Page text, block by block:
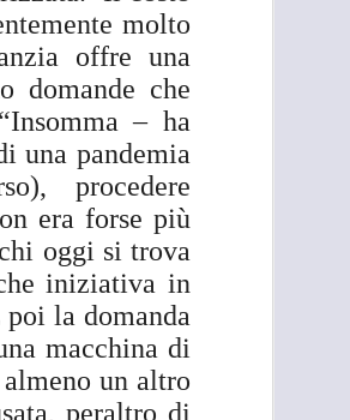
molto
offre una
domande che
– ha
una pandemia
procedere
era forse più
oggi si trova
iniziativa in
la domanda
macchina di
un altro
peraltro di
TEMPO DI
INVERTIRE LA
ROTTA
RISSA ED ACCOLTELLAMENTO
A CAMPI BISENZIO IN VIA
CHIELLA E FURTI DAI LOCALI
DEL CENTRO, GANDOLA E
QUERCIOLI: E’ TEMPO DI
INVERTIRE LA ROTTA, A CAMPI
BISENZIO L'INSICUREZZA
DILAGA
“Durante questi mesi estivi sta
continuando, imperturbato, il
problema della mancata sicurezza
e della necessità di ripristinare la
quiete pubblica in più̀ zone di